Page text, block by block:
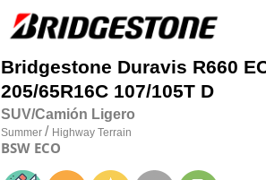
Bridgestone Duravis R660
205/65R16C 107/105T D
SUV/Camión Ligero
Summer / Highway Terrain
BSW ECO